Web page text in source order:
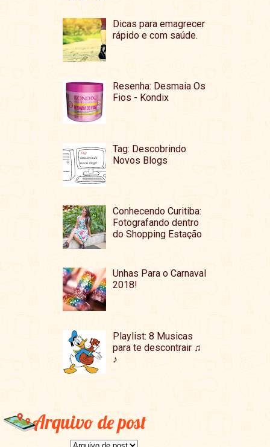
Dicas para emagrecer
rápido e com saúde.
Resenha: Desmaia Os
Fios - Kondix
Tag: Descobrindo
Novos Blogs
Conhecendo Curitiba:
Fotografando dentro
do Shopping Estação
Unhas Para o Carnaval
2018!
Playlist: 8 Musicas
para te descontrair ♫
♪
Arquivo de post